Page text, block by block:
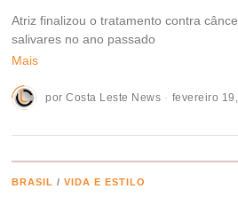
Atriz finalizou o tratamento contra
salivares no ano passado
Mais
porCosta Leste News fevereiro
BRASIL / VIDA E ESTILO